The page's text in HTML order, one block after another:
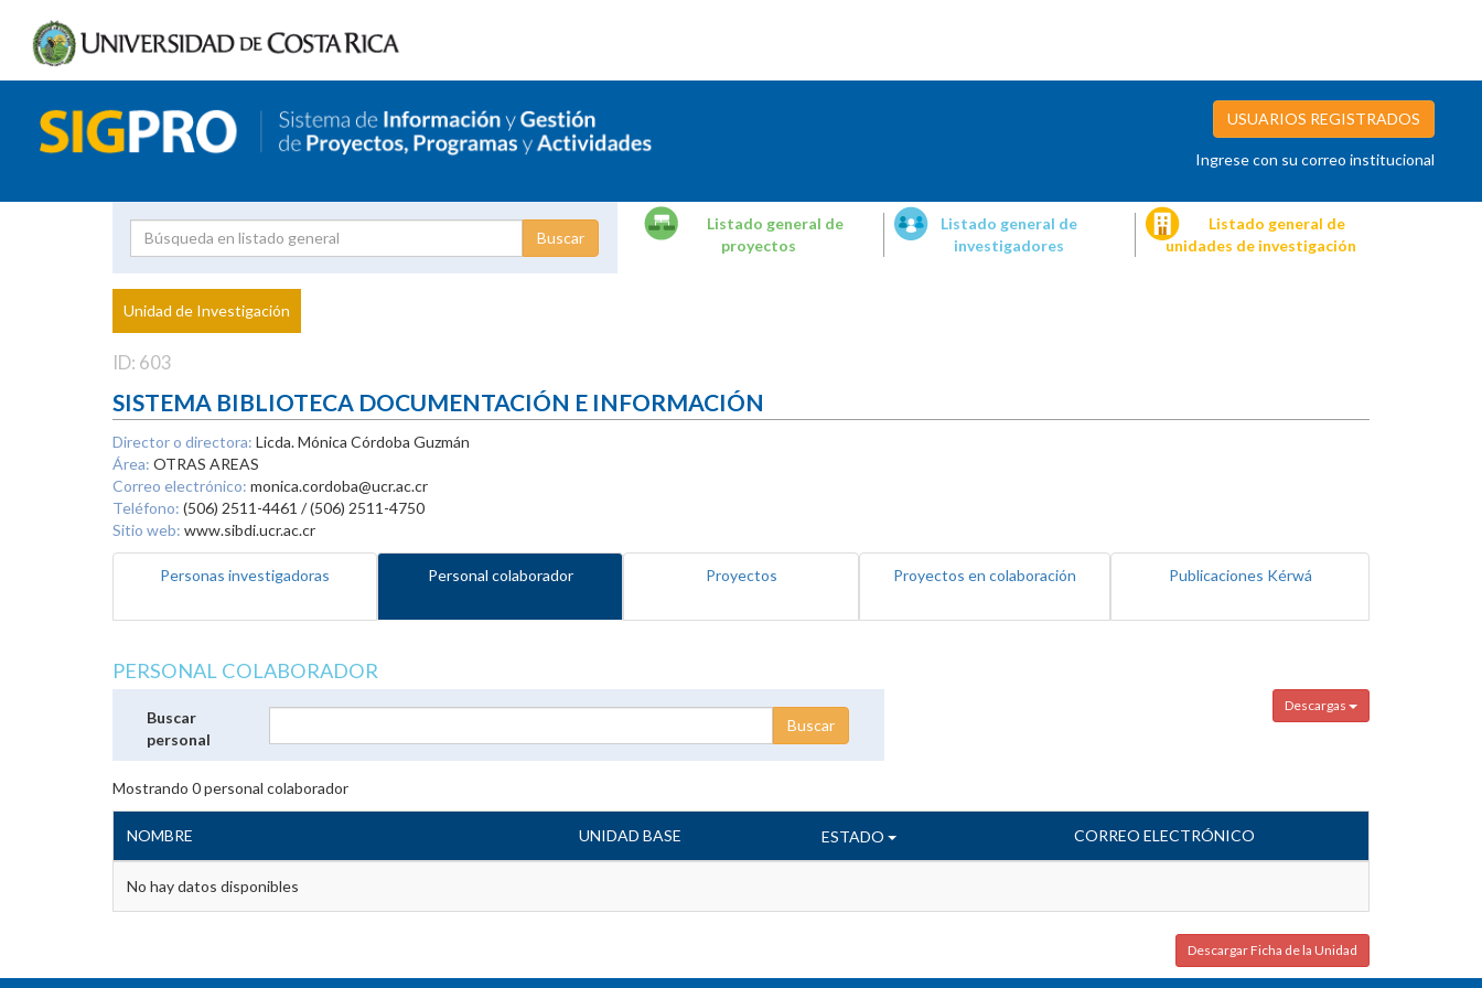
USUARIOS REGISTRADOS
Ingrese con su correo institucional
Proyecto
Investigador
Listado general de
proyectos
Listado general de
investigadores
Listado general de
unidades de investigación
Unidad de Investigación
ID: 603
SISTEMA BIBLIOTECA DOCUMENTACIÓN E INFORMACIÓN
Director o directora: Licda. Mónica Córdoba Guzmán
Área: OTRAS AREAS
Correo electrónico: monica.cordoba@ucr.ac.cr
Teléfono: (506) 2511-4461 / (506) 2511-4750
Sitio web: www.sibdi.ucr.ac.cr
Personas investigadoras Personal colaborador Proyectos Proyectos en colaboración Publicaciones Kérwá
PERSONAL COLABORADOR
Descargas
Buscar
personal
Mostrando 0personal colaborador
NOMBRE UNIDAD BASE ESTADO CORREO ELECTRÓNICO
No hay datos disponibles
Descargar Ficha de la Unidad